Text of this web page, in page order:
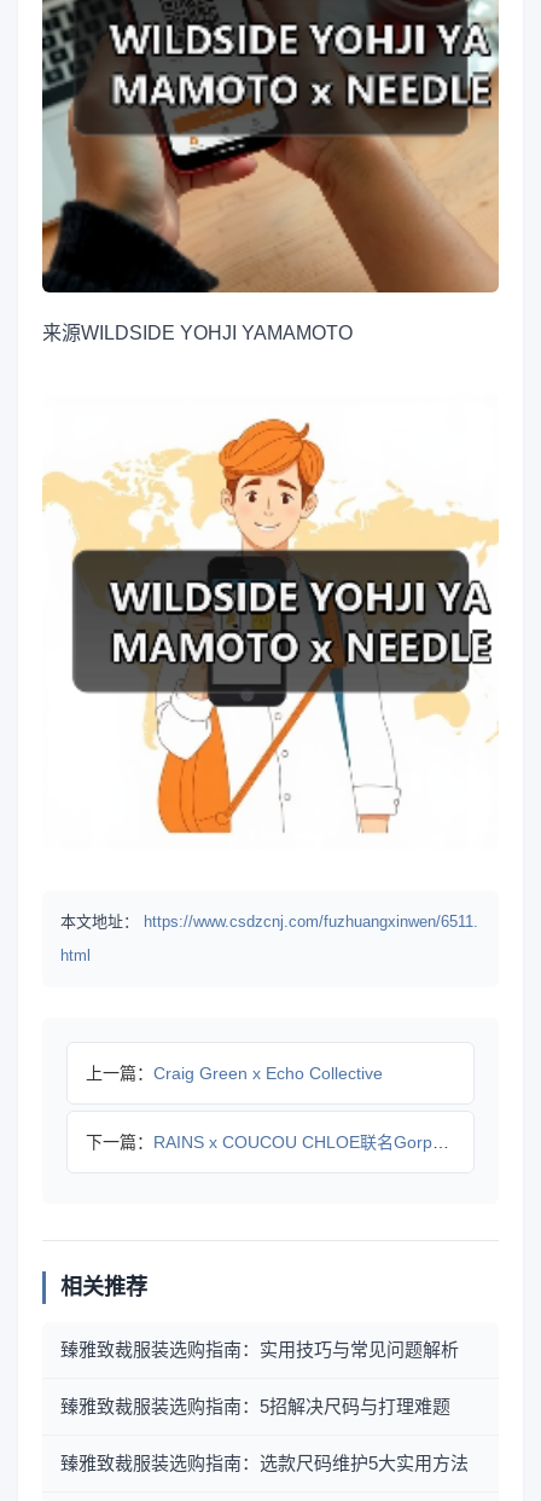
来源WILDSIDE YOHJI YAMAMOTO
本文地址：
https://www.csdzcnj.com/fuzhuangxinwen/6511.
html
上一篇： Craig Green x Echo Collective
下一篇： RAINS x COUCOU CHLOE联名Gorpcore
相关推荐
臻雅致裁服装选购指南：实用技巧与常见问题解析
臻雅致裁服装选购指南：5招解决尺码与打理难题
臻雅致裁服装选购指南：选款尺码维护5大实用方法